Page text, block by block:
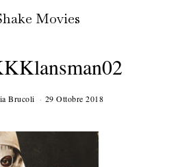
Movies
Brucoli 29 Ottobre 2018